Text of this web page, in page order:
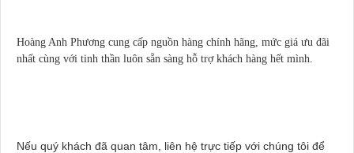
Hoàng Anh Phương cung cấp nguồn hàng chính hãng, mức giá ưu đãi
nhất cùng với tinh thần luôn sẵn sàng hỗ trợ khách hàng hết mình.
Nếu quý khách đã quan tâm, liên hệ trực tiếp với chúng tôi để